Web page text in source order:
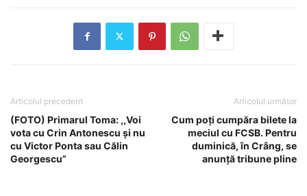
Articolul precedent
(FOTO) Primarul Toma: ,,Voi
vota cu Crin Antonescu și nu
cu Victor Ponta sau Călin
Georgescu”
Articolul următor
Cum poți cumpăra bilete la
meciul cu FCSB. Pentru
duminică, în Crâng, se
anunță tribune pline